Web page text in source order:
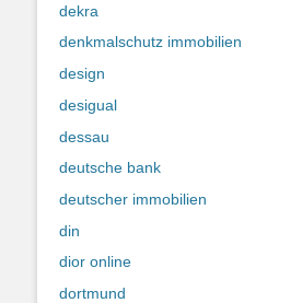
dekra
denkmalschutz immobilien
design
desigual
dessau
deutsche bank
deutscher immobilien
din
dior online
dortmund